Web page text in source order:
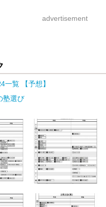
advertisement
一覧 【予想】
塾選び